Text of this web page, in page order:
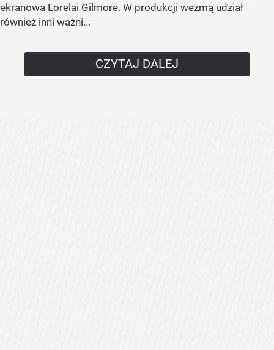
ekranowa Lorelai Gilmore. W produkcji wezmą udział
również inni ważni...
CZYTAJ DALEJ